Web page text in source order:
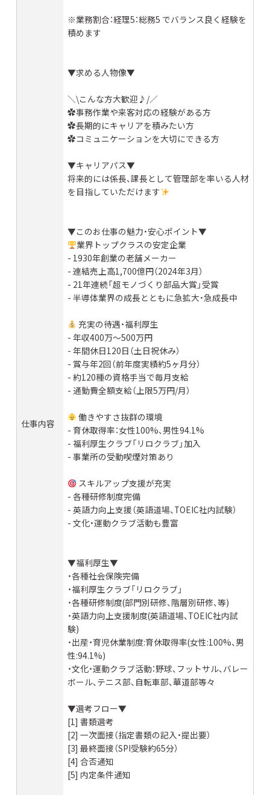
仕事内容
※業務割合：経理5：総務5 でバランス良く経験を
積めます
▼求める人物像▼
＼\こんな方大歓迎♪/／
✿事務作業や来客対応の経験がある方
✿長期的にキャリアを積みたい方
✿コミュニケーションを大切にできる方
▼キャリアパス▼
将来的には係長、課長として管理部を率いる人材
を目指していただけます
▼このお仕事の魅力・安心ポイント▼
業界トップクラスの安定企業
- 1930年創業の老舗メーカー
- 連結売上高1,700億円（2024年3月）
- 21年連続「超モノづくり部品大賞」受賞
- 半導体業界の成長とともに急拡大・急成長中
充実の待遇・福利厚生
- 年収400万～500万円
- 年間休日120日（土日祝休み）
- 賞与年2回（前年度実績約5ヶ月分）
- 約120種の資格手当で毎月支給
- 通勤費全額支給（上限5万円/月）
働きやすさ抜群の環境
- 育休取得率：女性100%、男性94.1%
- 福利厚生クラブ「リロクラブ」加入
- 事業所の受動喫煙対策あり
スキルアップ支援が充実
- 各種研修制度完備
- 英語力向上支援（英語道場、TOEIC社内試験）
- 文化・運動クラブ活動も豊富
▼福利厚生▼
・各種社会保険完備
・福利厚生クラブ「リロクラブ」
・各種研修制度(部門別研修、階層別研修、等)
・英語力向上支援制度(英語道場、TOEIC社内試
験)
・出産・育児休業制度:育休取得率(女性:100%、男
性:94.1%)
・文化・運動クラブ活動：野球、フットサル、バレー
ボール、テニス部、自転車部、華道部等々
▼選考フロー▼
[1] 書類選考
[2] 一次面接（指定書類の記入・提出要）
[3] 最終面接（SPI受験約65分）
[4] 合否通知
[5] 内定条件通知